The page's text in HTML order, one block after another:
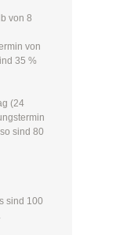
von 8
von
35 %
(24
sind 80
sind 100